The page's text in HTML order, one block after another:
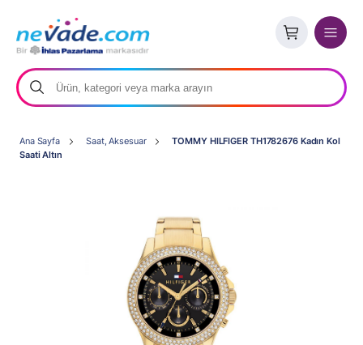
Ana Sayfa Saat, Aksesuar
TOMMY HILFIGER TH1782676 Kadın Kol
Saati Altın